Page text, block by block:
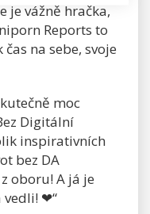
je vážně hračka,
Reports to
na sebe, svoje
moc
Digitální
inspirativních
bez DA
oboru! A já je
vedli! ❤“